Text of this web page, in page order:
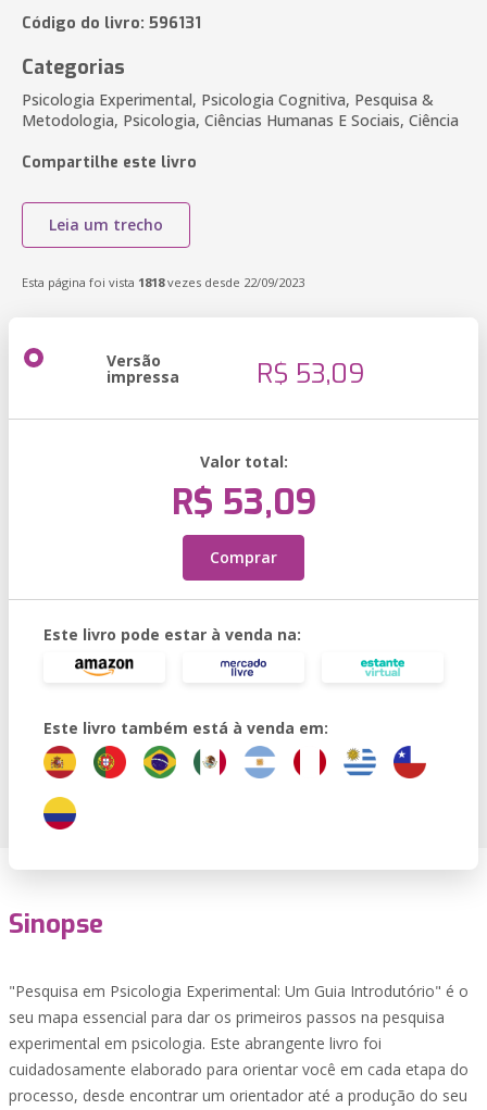
Código do livro: 596131
Categorias
Psicologia Experimental, Psicologia Cognitiva, Pesquisa &
Metodologia, Psicologia, Ciências Humanas E Sociais, Ciência
Compartilhe este livro
Leia um trecho
Esta página foi vista 1818vezes desde 22/09/2023
Versão
impressa R$ 53,09
Valor total:
R$ 53,09
Comprar
Este livro pode estar à venda na:
Este livro também está à venda em:
Sinopse
"Pesquisa em Psicologia Experimental: Um Guia Introdutório" é o
seu mapa essencial para dar os primeiros passos na pesquisa
experimental em psicologia. Este abrangente livro foi
cuidadosamente elaborado para orientar você em cada etapa do
processo, desde encontrar um orientador até a produção do seu